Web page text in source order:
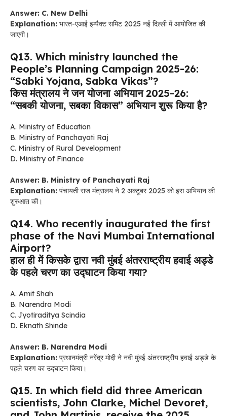
Answer: C. New Delhi
Explanation: भारत-एआई इम्पैक्ट समिट 2025 नई दिल्ली में आयोजित की
जाएगी।
Q13. Which ministry launched the
People’s Planning Campaign 2025-26:
“Sabki Yojana, Sabka Vikas”?
किस मंत्रालय ने जन योजना अभियान 2025-26:
“सबकी योजना, सबका विकास” अभियान शुरू किया है?
A. Ministry of Education
B. Ministry of Panchayati Raj
C. Ministry of Rural Development
D. Ministry of Finance
Answer: B. Ministry of Panchayati Raj
Explanation: पंचायती राज मंत्रालय ने 2 अक्टूबर 2025 को इस अभियान की
शुरुआत की।
Q14. Who recently inaugurated the first
phase of the Navi Mumbai International
Airport?
हाल ही में किसके द्वारा नवी मुंबई अंतरराष्ट्रीय हवाई अड्डे
के पहले चरण का उद्घाटन किया गया?
A. Amit Shah
B. Narendra Modi
C. Jyotiraditya Scindia
D. Eknath Shinde
Answer: B. Narendra Modi
Explanation: प्रधानमंत्री नरेंद्र मोदी ने नवी मुंबई अंतरराष्ट्रीय हवाई अड्डे के
पहले चरण का उद्घाटन किया।
Q15. In which field did three American
scientists, John Clarke, Michel Devoret,